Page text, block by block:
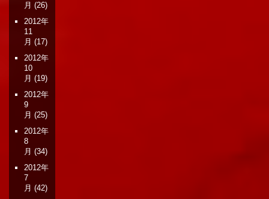
月 (26)
2012年
11
月 (17)
2012年
10
月 (19)
2012年
9
月 (25)
2012年
8
月 (34)
2012年
7
月 (42)